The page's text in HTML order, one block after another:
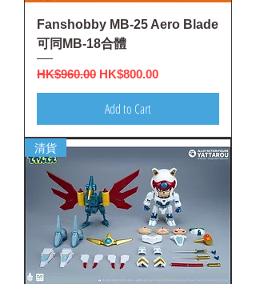
Fanshobby MB-25 Aero Blade
可同MB-18合體
Regular Price
HK$960.00 Sale Price
HK$800.00
Add to Cart
清貨